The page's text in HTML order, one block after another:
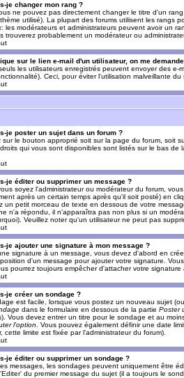
je changer mon rang ?
ne pouvez pas directement changer le titre d'un
utilisé). La plupart des forums utilisent les rangs
les modérateurs et administrateurs peuvent avoir un
trouverez probablement un modérateur ou
sur le lien e-mail d'un utilisateur, on me
les utilisateurs enregistrés peuvent envoyer des
Ceci, pour éviter l'utilisation malveillante
je poster un sujet dans un forum ?
sur le bouton approprié soit sur la page du forum, soit
qui vous sont disponibles sont listés sur le bas de
je éditer ou supprimer un message ?
soyez l'administrateur ou modérateur du forum,
après un certain temps après qu'il soit posté) en
un petit morceau de texte en dessous de votre
n'a répondu, il n'apparaîtra pas non plus si un
Veuillez noter qu'un utilisateur ne peut pas
je ajouter une signature à mon message ?
signature à un message, vous devez d'abord en
d'un message pour ajouter votre signature.
pourrez toujours empêcher d'attacher votre
je créer un sondage ?
est facile, lorsque vous postez un nouveau sujet
dans le formulaire en dessous de la partie Poster
Vous devez entrer un titre pour le sondage et au
l'option . Vous pouvez également définir une date
cette limite est fixée par l'administrateur du forum).
je éditer ou supprimer un sondage ?
messages, les sondages peuvent uniquement être
du premier message du sujet (il a toujours le